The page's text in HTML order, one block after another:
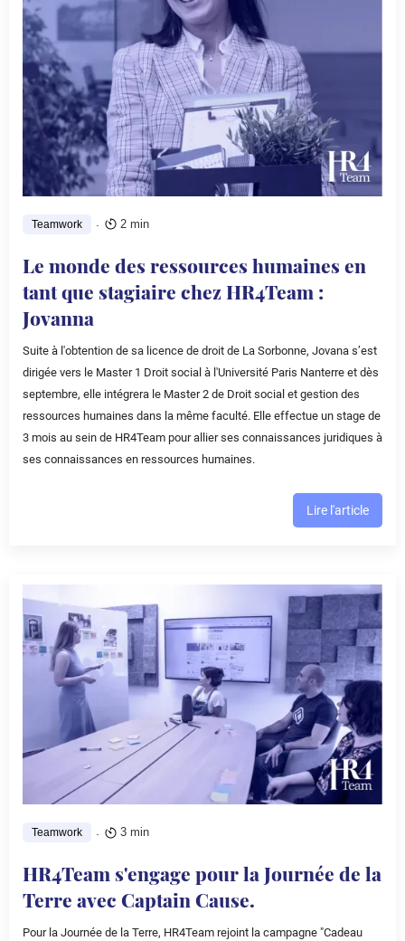
Teamwork 2 min
Le monde des ressources humaines en
tant que stagiaire chez HR4Team :
Jovanna
Suite à l'obtention de sa licence de droit de La Sorbonne, Jovana s’est
dirigée vers le Master 1 Droit social à l'Université Paris Nanterre et dès
septembre, elle intégrera le Master 2 de Droit social et gestion des
ressources humaines dans la même faculté. Elle effectue un stage de
3 mois au sein de HR4Team pour allier ses connaissances juridiques à
ses connaissances en ressources humaines.
Lire l'article
Teamwork 3 min
HR4Team s'engage pour la Journée de la
Terre avec Captain Cause.
Pour la Journée de la Terre, HR4Team rejoint la campagne "Cadeau